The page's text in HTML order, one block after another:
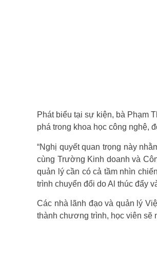
Phát biểu tại sự kiện, bà Phạm
phá trong khoa học công nghệ,
“Nghị quyết quan trọng này
cùng Trường Kinh doanh và
quản lý cần có cả tầm nhìn
trình chuyển đổi do Al thúc đẩy
Các nhà lãnh đạo và quản lý
thành chương trình, học viên sẽ